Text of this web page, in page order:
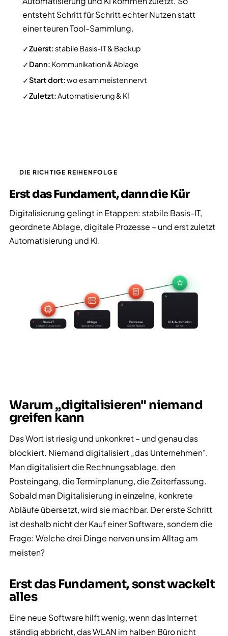
entsteht Schritt für Schritt echter Nutzen statt
einer teuren Tool-Sammlung.
✓Zuerst:stabile Basis-IT & Backup
✓ Dann: Kommunikation & Ablage
✓Start dort:wo es am meisten nervt
✓Zuletzt:Automatisierung & KI
DIE RICHTIGE REIHENFOLGE
Erst das Fundament, dann die Kür
Digitalisierung gelingt in Etappen: stabile Basis-IT,
geordnete Ablage, digitale Prozesse – und erst zuletzt
Automatisierung und KI.
Basis-IT
stabiles Fundament
1 Ablage
geordnete Daten
2
Prozesse
digitale Abläufe
3
KI & Automation
die Kür
4
Warum „digitalisieren" niemand
greifen kann
Das Wort ist riesig und unkonkret – und genau das
blockiert. Niemand digitalisiert „das Unternehmen".
Man digitalisiert die Rechnungsablage, den
Posteingang, die Terminplanung, die Zeiterfassung.
Sobald man Digitalisierung in einzelne, konkrete
Abläufe übersetzt, wird sie machbar. Der erste Schritt
ist deshalb nicht der Kauf einer Software, sondern die
Frage: Welche drei Dinge nerven uns im Alltag am
meisten?
Erst das Fundament, sonst wackelt
alles
Eine neue Software hilft wenig, wenn das Internet
ständig abbricht, das WLAN im halben Büro nicht